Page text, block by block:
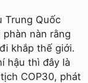
Trung Quốc
nàn rằng
khắp thế giới.
hậu thì đây là
COP30, phát